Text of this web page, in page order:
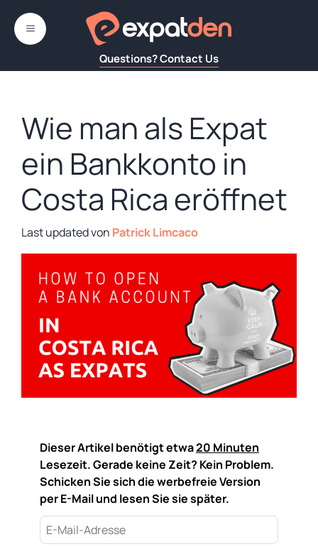
Inhalt
springen
Questions? Contact Us
MENÜ
Wie man als Expat
ein Bankkonto in
Costa Rica eröffnet
von Patrick Limcaco
Dieser Artikel benötigt etwa20 Minuten
Lesezeit. Gerade keine Zeit? Kein Problem.
Schicken Sie sich die werbefreie Version
per E-Mail und lesen Sie sie später.